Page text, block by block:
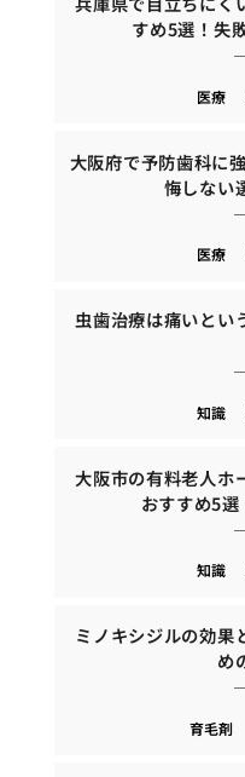
すめ5選！失
医療
大阪府で予防歯科に
悔しない
医療
虫歯治療は痛いとい
知識
大阪市の有料老人ホ
おすすめ5
知識
ミノキシジルの効果
め
育毛剤